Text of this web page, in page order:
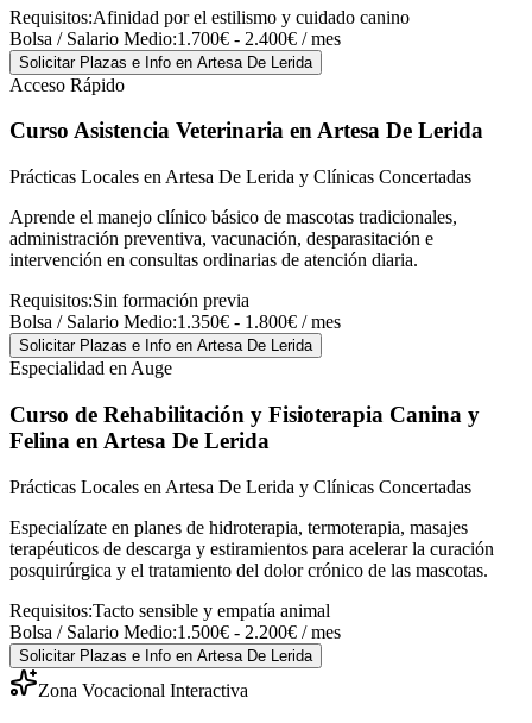
Requisitos:Afinidad por el estilismo y cuidado canino
Bolsa / Salario Medio:1.700€ - 2.400€ / mes
Solicitar Plazas e Info en Artesa De Lerida
Acceso Rápido
Curso Asistencia Veterinaria en Artesa De Lerida
Prácticas Locales en Artesa De Lerida y Clínicas Concertadas
Aprende el manejo clínico básico de mascotas tradicionales,
administración preventiva, vacunación, desparasitación e
intervención en consultas ordinarias de atención diaria.
Requisitos:Sin formación previa
Bolsa / Salario Medio:1.350€ - 1.800€ / mes
Solicitar Plazas e Info en Artesa De Lerida
Especialidad en Auge
Curso de Rehabilitación y Fisioterapia Canina y
Felina en Artesa De Lerida
Prácticas Locales en Artesa De Lerida y Clínicas Concertadas
Especialízate en planes de hidroterapia, termoterapia, masajes
terapéuticos de descarga y estiramientos para acelerar la curación
posquirúrgica y el tratamiento del dolor crónico de las mascotas.
Requisitos:Tacto sensible y empatía animal
Bolsa / Salario Medio:1.500€ - 2.200€ / mes
Solicitar Plazas e Info en Artesa De Lerida
Zona Vocacional Interactiva